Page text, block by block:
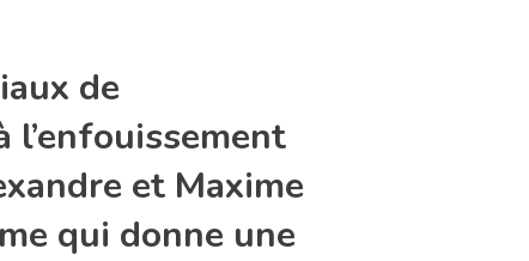
de
et Maxime
qui donne une